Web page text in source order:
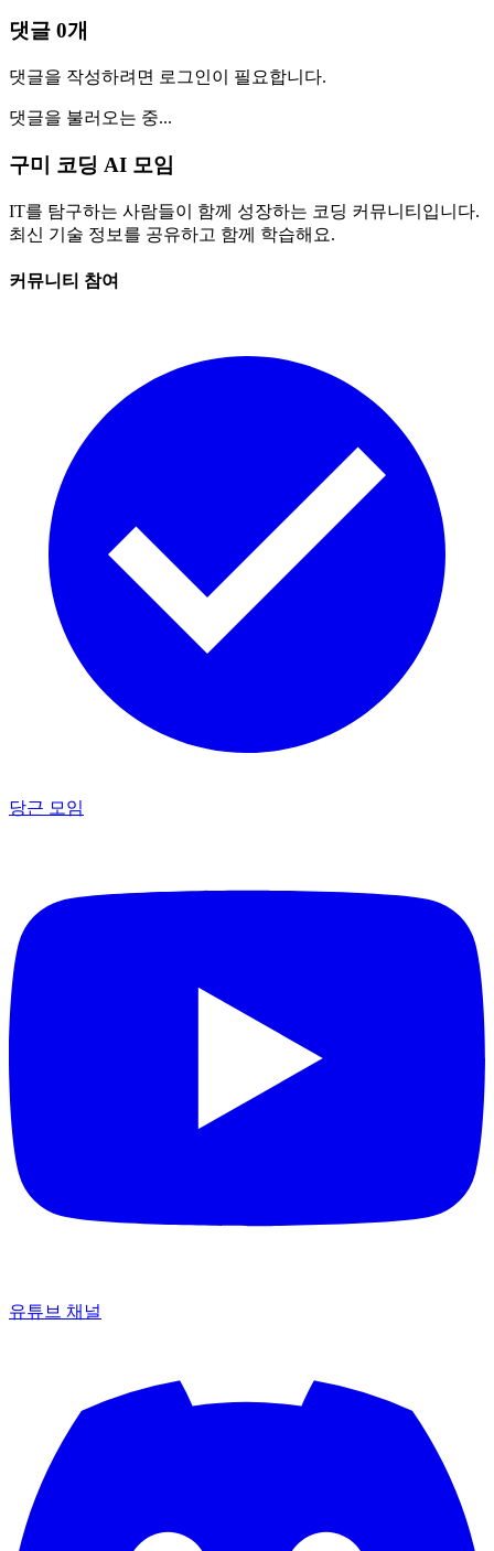
댓글 0개
댓글을 작성하려면 로그인이 필요합니다.
댓글을 불러오는 중...
구미 코딩 AI 모임
IT를 탐구하는 사람들이 함께 성장하는 코딩 커뮤니티입니다.
최신 기술 정보를 공유하고 함께 학습해요.
커뮤니티 참여
당근 모임
유튜브 채널